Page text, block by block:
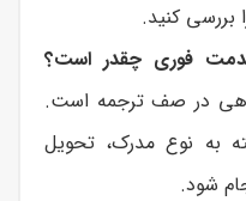
بررسی کنید.
در صف ترجمه است.
به نوع مدرک، تحویل